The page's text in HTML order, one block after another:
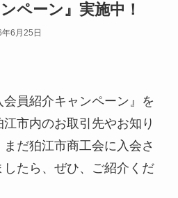
ペーン』実施中！
6月25日
員紹介キャンペーン』を
市内のお取引先やお知り
だ狛江市商工会に入会さ
たら、ぜひ、ご紹介くだ